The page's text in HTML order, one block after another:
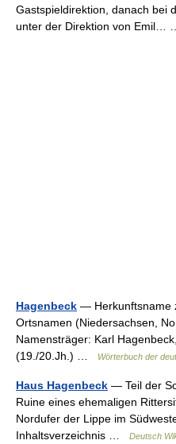
Gastspieldirektion, danach bei
unter der Direktion von Emil…
Hagenbeck — Herkunftsname
Ortsnamen (Niedersachsen,
Namensträger: Karl
(19./20.Jh.) …
Wörterbuch der
Haus Hagenbeck — Teil der
Ruine eines ehemaligen
Nordufer der Lippe im
Inhaltsverzeichnis …
Deutsch